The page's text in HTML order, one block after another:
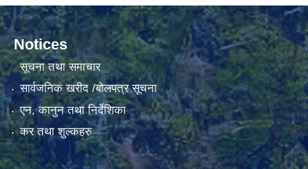
Notices
सूचना तथा समाचार
सार्वजनिक खरीद /बोलपत्र सूचना
एन, कानुन तथा निर्देशिका
कर तथा शुल्कहरु